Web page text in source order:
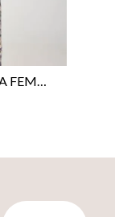
BLUSA LE LIS HANA FEMININA